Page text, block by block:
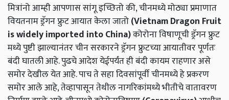
मित्रांनो आम्ही आपणास सांगू इच्छितो की, चीनमध्ये मोठ्या प्रमाणात
वियतनाम ड्रॅगन फ्रुट आयात केला जातो(Vietnam Dragon Fruit
is widely imported into China)कोरोना विषाणूची ड्रॅगन फ्रुट
मध्ये पुष्टी झाल्यानंतर चीन सरकारने ड्रॅगन फ्रुटच्या आयातीवर पूर्णतः
बंदी घातली आहे. पुढचे आदेश येईपर्यंत ही बंदी कायम राहणार असे
समोर देखील येत आहे. पाच ते सहा दिवसांपूर्वी चीनमध्ये हे प्रकरण
समोर आले आहे, तेव्हापासून तेथील नागरिकांमध्ये भीतीचे वातावरण